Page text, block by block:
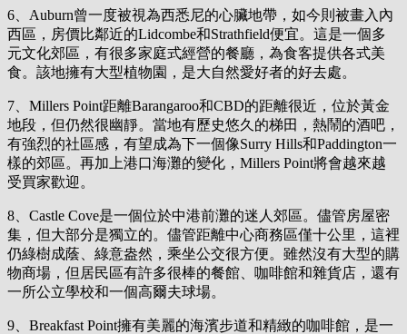
6、Auburn曾一度被視為西悉尼的心臟地帶，如今則被畫入內
西區，房價比鄰近的Lidcombe和Strathfield便宜。這是一個多
元文化郊區，有很多家庭式經營的餐廳，為食客提供各式美
食。該地擁有大型植物園，是大自然愛好者的好去處。
7、Millers Point距離Barangaroo和CBD的距離很近，位於黃金
地段，但仍然很幽靜。當地有歷史悠久的梯田，熱鬧的酒吧，
有強烈的社區感，有望成為下一個像Surry Hills和Paddington一
樣的郊區。再加上港口海灘的變化，Millers Point將會越來越
受買家歡迎。
8、Castle Cove是一個位於中港前灘的迷人郊區。儘管房屋密
集，但大部分是獨立的。儘管距離中心商務區僅十公里，這裡
仍綠樹成蔭、綠意盎然，乘坐公交很方便。雖然沒有大型的購
物商場，但居民區有許多很棒的餐館、咖啡館和雜貨店，還有
一所公立學校和一個高爾夫球場。
9、Breakfast Point擁有美麗的海濱步道和精緻的咖啡館，是一